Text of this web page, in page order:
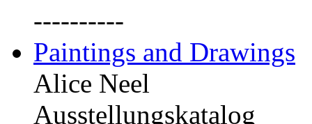
----------
Paintings and Drawings
Alice Neel
Ausstellungskatalog